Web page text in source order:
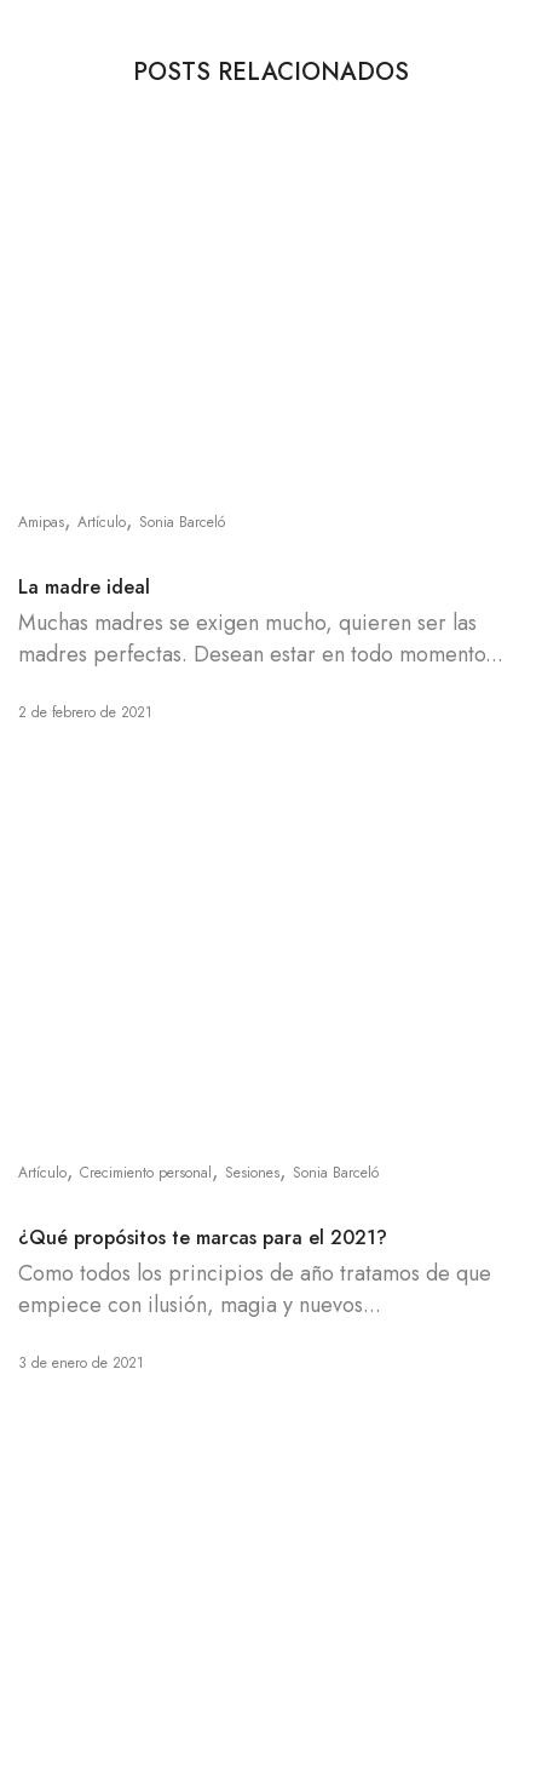
POSTS RELACIONADOS
Amipas, Artículo, Sonia Barceló
La madre ideal
Muchas madres se exigen mucho, quieren ser las
madres perfectas. Desean estar en todo momento...
2 de febrero de 2021
Artículo, Crecimiento personal, Sesiones, Sonia Barceló
¿Qué propósitos te marcas para el 2021?
Como todos los principios de año tratamos de que
empiece con ilusión, magia y nuevos...
3 de enero de 2021